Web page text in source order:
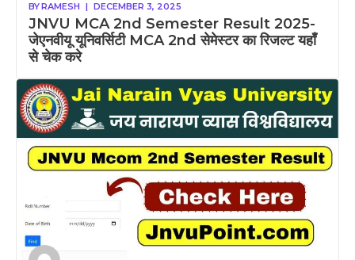
BYRAMESH | DECEMBER 3, 2025
JNVU MCA 2nd Semester Result 2025-
जेएनवीयू यूनिवर्सिटी MCA 2nd सेमेस्टर का रिजल्ट यहाँ
से चेक करे